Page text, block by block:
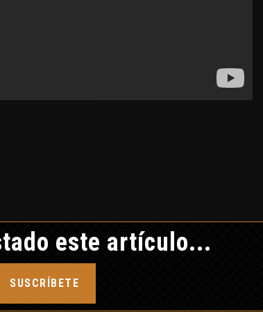
este artículo...
SUSCRÍBETE